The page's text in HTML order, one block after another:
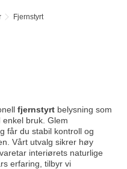
Fjernstyrt
fjernstyrt belysning som
bruk. Glem
får du stabil kontroll og
Vårt utvalg sikrer høy
interiørets naturlige
erfaring, tilbyr vi